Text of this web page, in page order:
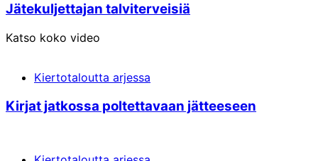
Jätekuljettajan talviterveisiä
Katso koko video
Kiertotaloutta arjessa
Kirjat jatkossa poltettavaan jätteeseen